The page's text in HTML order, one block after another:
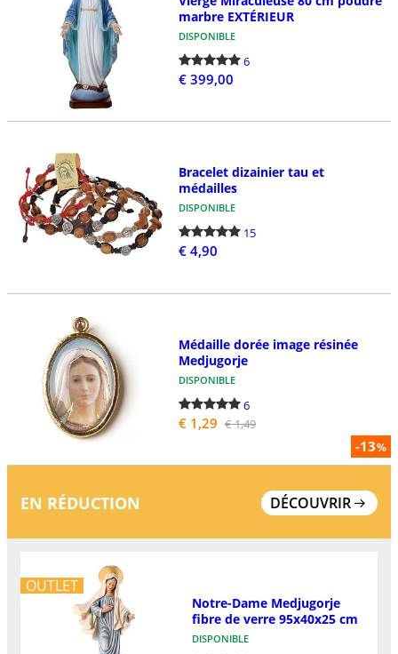
marbre EXTÉRIEUR
DISPONIBLE
6
€ 399,00
Bracelet dizainier tau et
médailles
DISPONIBLE
15
€ 4,90
-13%
Médaille dorée image résinée
Medjugorje
DISPONIBLE
6
€ 1,29 € 1,49
EN RÉDUCTION DÉCOUVRIR
OUTLET
Notre-Dame Medjugorje
fibre de verre 95x40x25 cm
DISPONIBLE